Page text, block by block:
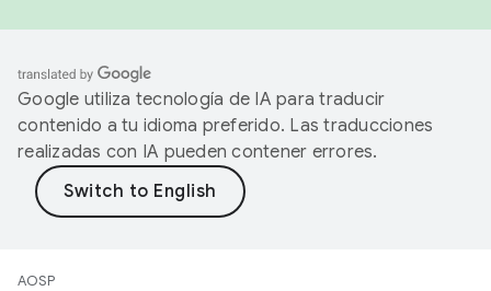
Google utiliza tecnología de IA para traducir
contenido a tu idioma preferido. Las traducciones
realizadas con IA pueden contener errores.
AOSP